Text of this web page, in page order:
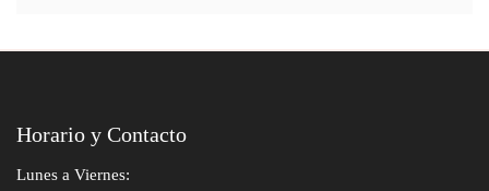
Horario y Contacto
Lunes a Viernes: